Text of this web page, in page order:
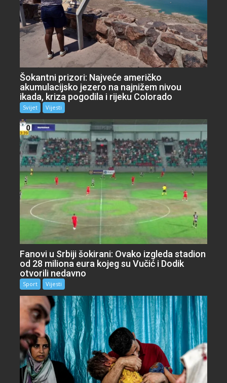
Šokantni prizori: Najveće američko
akumulacijsko jezero na najnižem nivou
ikada, kriza pogodila i rijeku Colorado
Svijet Vijesti
Fanovi u Srbiji šokirani: Ovako izgleda stadion
od 28 miliona eura kojeg su Vučić i Dodik
otvorili nedavno
Sport Vijesti